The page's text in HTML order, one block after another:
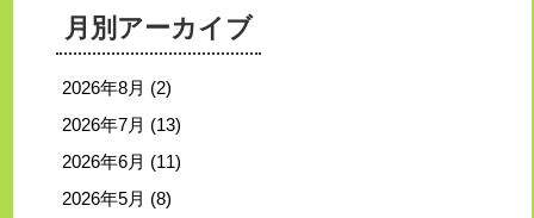
月別アーカイブ
2026年8月 (2)
2026年7月 (13)
2026年6月 (11)
2026年5月 (8)